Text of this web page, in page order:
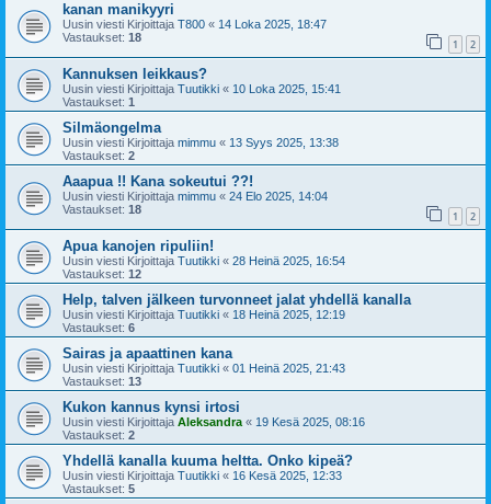
kanan manikyyri
Uusin viesti Kirjoittaja T800 « 14 Loka 2025, 18:47
Vastaukset: 18 1 2
Kannuksen leikkaus?
Uusin viesti Kirjoittaja Tuutikki « 10 Loka 2025, 15:41
Vastaukset: 1
Silmäongelma
Uusin viesti Kirjoittaja mimmu « 13 Syys 2025, 13:38
Vastaukset: 2
Aaapua !! Kana sokeutui ??!
Uusin viesti Kirjoittaja mimmu « 24 Elo 2025, 14:04
Vastaukset: 18 1 2
Apua kanojen ripuliin!
Uusin viesti Kirjoittaja Tuutikki « 28 Heinä 2025, 16:54
Vastaukset: 12
Help, talven jälkeen turvonneet jalat yhdellä kanalla
Uusin viesti Kirjoittaja Tuutikki « 18 Heinä 2025, 12:19
Vastaukset: 6
Sairas ja apaattinen kana
Uusin viesti Kirjoittaja Tuutikki « 01 Heinä 2025, 21:43
Vastaukset: 13
Kukon kannus kynsi irtosi
Uusin viesti Kirjoittaja Aleksandra « 19 Kesä 2025, 08:16
Vastaukset: 2
Yhdellä kanalla kuuma heltta. Onko kipeä?
Uusin viesti Kirjoittaja Tuutikki « 16 Kesä 2025, 12:33
Vastaukset: 5